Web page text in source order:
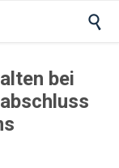

bei